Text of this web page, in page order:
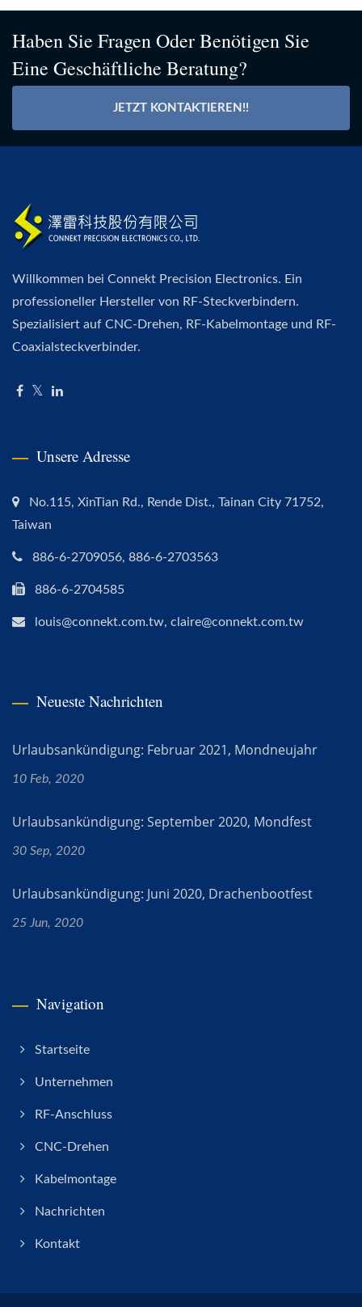
Haben Sie Fragen Oder Benötigen Sie
Eine Geschäftliche Beratung?
JETZT KONTAKTIEREN!!
Willkommen bei Connekt Precision Electronics. Ein
professioneller Hersteller von RF-Steckverbindern.
Spezialisiert auf CNC-Drehen, RF-Kabelmontage und RF-
Coaxialsteckverbinder.
Unsere Adresse
No.115, XinTian Rd., Rende Dist., Tainan City 71752,
Taiwan
886-6-2709056, 886-6-2703563
886-6-2704585
louis@connekt.com.tw, claire@connekt.com.tw
Neueste Nachrichten
Urlaubsankündigung: Februar 2021, Mondneujahr
10 Feb, 2020
Urlaubsankündigung: September 2020, Mondfest
30 Sep, 2020
Urlaubsankündigung: Juni 2020, Drachenbootfest
25 Jun, 2020
Navigation
Startseite
Unternehmen
RF-Anschluss
CNC-Drehen
Kabelmontage
Nachrichten
Kontakt